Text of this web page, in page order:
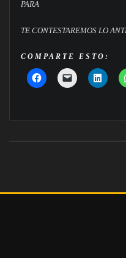
PARA
TE CONTESTAREMOS LO
COMPARTE ESTO: